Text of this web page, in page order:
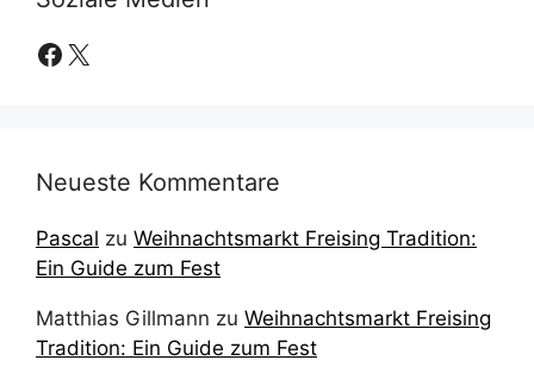
Facebook
X
Neueste Kommentare
Pascal zu Weihnachtsmarkt Freising Tradition:
Ein Guide zum Fest
Matthias Gillmann zu Weihnachtsmarkt Freising
Tradition: Ein Guide zum Fest